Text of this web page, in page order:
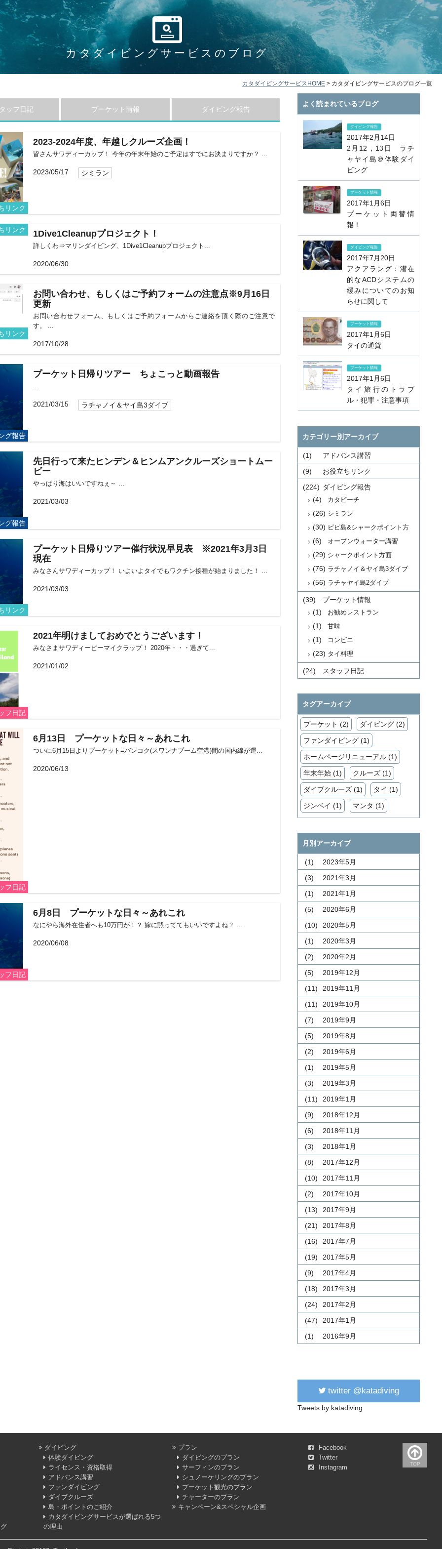
カタダイビングサービスのブログ
カタダイビングサービスHOME > カタダイビングサービスのブログ一覧
ッフ日記 プーケット情報 ダイビング報告
リンク
2023-2024年度、年越しクルーズ企画！
皆さんサワディーカップ！ 今年の年末年始のご予定はすでにお決まりですか？ ...
2023/05/17 シミラン
リンク 1Dive1Cleanupプロジェクト！
詳しくわ⇒マリンダイビング、1Dive1Cleanupプロジェクト...
2020/06/30
リンク
お問い合わせ、もしくはご予約フォームの注意点※9月16日
更新
お問い合わせフォーム、もしくはご予約フォームからご連絡を頂く際のご注意で
す。 ...
2017/10/28
グ報告
プーケット日帰りツアー ちょこっと動画報告
...
2021/03/15 ラチャノイ＆ヤイ島3ダイブ
グ報告
先日行って来たヒンデン＆ヒンムアンクルーズショートムー
ビー
やっぱり海はいいですねぇ～ ...
2021/03/03
リンク
プーケット日帰りツアー催行状況早見表 ※2021年3月3日
現在
みなさんサワディーカップ！ いよいよタイでもワクチン接種が始まりました！ ...
2021/03/03
フ日記
2021年明けましておめでとうございます！
みなさまサワディーピーマイクラップ！ 2020年・・・過ぎて...
2021/01/02
フ日記
6月13日 プーケットな日々～あれこれ
ついに6月15日よりプーケット=バンコク(スワンナプーム空港)間の国内線が運...
2020/06/13
フ日記
6月8日 プーケットな日々～あれこれ
なにやら海外在住者へも10万円が！？ 嫁に黙っててもいいですよね？ ...
2020/06/08
よく読まれているブログ
ダイビング報告
2017年2月14日
2月12，13日 ラチ
ャヤイ島＠体験ダイ
ビング
プーケット情報
2017年1月6日
プーケット両替情
報！
ダイビング報告
2017年7月20日
アクアラング：潜在
的なACDシステムの
緩みについてのお知
らせに関して
プーケット情報
2017年1月6日
タイの通貨
プーケット情報
2017年1月6日
タイ旅行のトラブ
ル・犯罪・注意事項
カテゴリー別アーカイブ
アドバンス講習
(1)
お役立ちリンク
(9)
ダイビング報告
(224)
カタビーチ
(4)
シミラン
(26)
ピピ島&シャークポイント方
面
(30)
オープンウォーター講習
(6)
シャークポイント方面
(29)
ラチャノイ＆ヤイ島3ダイブ
(76)
ラチャヤイ島2ダイブ
(56)
プーケット情報
(39)
お勧めレストラン
(1)
甘味
(1)
コンビニ
(1)
タイ料理
(23)
スタッフ日記
(24)
タグアーカイブ
プーケット (2) ダイビング (2)
ファンダイビング (1)
ホームページリニューアル (1)
年末年始 (1) クルーズ (1)
ダイブクルーズ (1) タイ (1)
ジンベイ (1) マンタ (1)
月別アーカイブ
2023年5月
(1)
2021年3月
(3)
2021年1月
(1)
2020年6月
(5)
2020年5月
(10)
2020年3月
(1)
2020年2月
(2)
2019年12月
(5)
2019年11月
(11)
2019年10月
(11)
2019年9月
(7)
2019年8月
(5)
2019年6月
(2)
2019年5月
(1)
2019年3月
(3)
2019年1月
(11)
2018年12月
(9)
2018年11月
(6)
2018年1月
(3)
2017年12月
(8)
2017年11月
(10)
2017年10月
(2)
2017年9月
(13)
2017年8月
(21)
2017年7月
(16)
2017年5月
(19)
2017年4月
(9)
2017年3月
(18)
2017年2月
(24)
2017年1月
(47)
2016年9月
(1)
twitter @katadiving
Tweets by katadiving
TOP
ダイビング
体験ダイビング
ライセンス・資格取得
アドバンス講習
ファンダイビング
ダイブクルーズ
島・ポイントのご紹介
カタダイビングサービスが選ばれる5つ
の理由
プラン
ダイビングのプラン
サーフィンのプラン
シュノーケリングのプラン
プーケット観光のプラン
チャーターのプラン
キャンペーン&スペシャル企画
Facebook
Twitter
Instagram